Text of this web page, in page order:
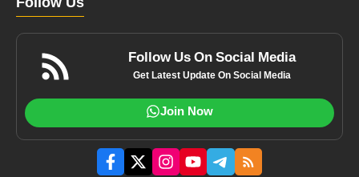
Follow Us On Social Media
Get Latest Update On Social Media
Join Now